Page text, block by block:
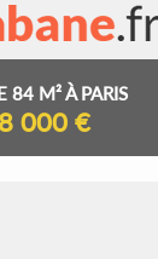
84 M² À PARIS
000 €